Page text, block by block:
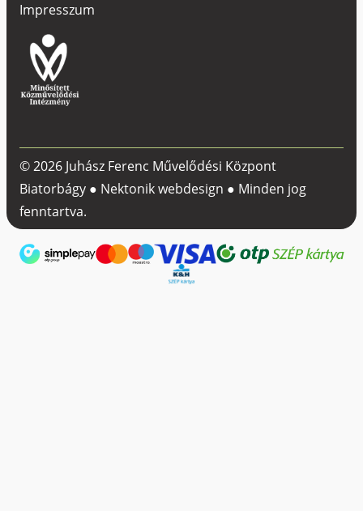
Impresszum
© 2026 Juhász Ferenc Művelődési Központ
Biatorbágy ● Nektonik webdesign ● Minden jog
fenntartva.